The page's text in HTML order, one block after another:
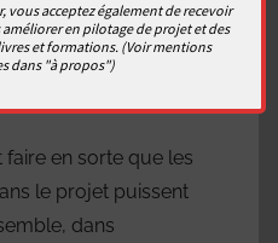
place le « mode
faire en sorte que les
le projet puissent
dans
vous acceptez également de recevoir
en pilotage de projet et des
et formations. (Voir mentions
dans "à propos")